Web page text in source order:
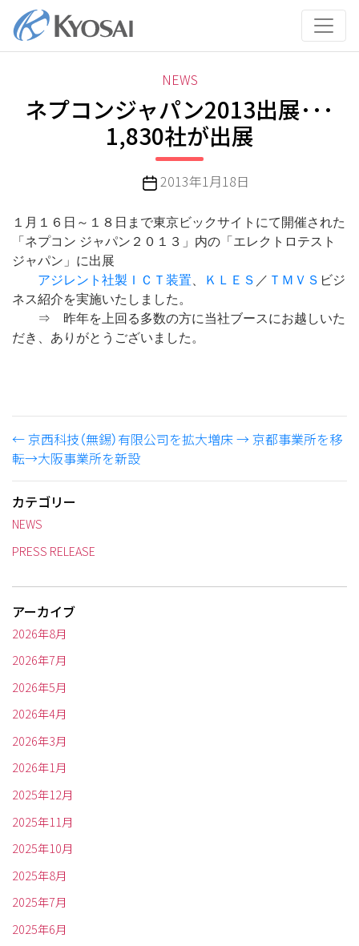
テ
カ
テ
ゴ
リ
ー
NEWS
ネプコンジャパン2013出展･･･
1,830社が出展
投
日
2013年1月18日
１月１６日～１８日まで東京ビックサイトにて開催された
「ネプコン ジャパン２０１３」内の「エレクトロテスト
ジャパン」に出展
アジレント社製ＩＣＴ装置、 ＫＬＥＳ ／ ＴＭＶＳ ビジ
ネス紹介を実施いたしました。
⇒ 昨年を上回る多数の方に当社ブースにお越しいた
だき、ありがとうございました。
←京西科技（無錫）有限公司を拡大増床→京都事業所を移
転→大阪事業所を新設
カテゴリー
NEWS
PRESS RELEASE
アーカイブ
2026年8月
2026年7月
2026年5月
2026年4月
2026年3月
2026年1月
2025年12月
2025年11月
2025年10月
2025年8月
2025年7月
2025年6月